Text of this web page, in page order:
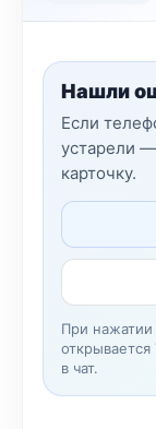
Нашли
Если
устарели
карточку.
При нажатии
в чат.